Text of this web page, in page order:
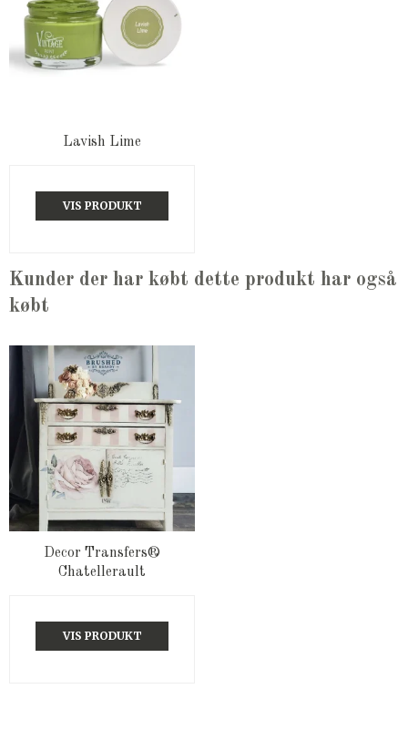
Lavish Lime
VIS PRODUKT
Kunder der har købt dette produkt har også
købt
Decor Transfers®
Chatellerault
VIS PRODUKT